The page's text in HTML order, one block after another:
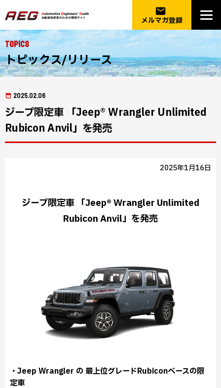
email
メルマガ登録
Topics
トピックス/リリース
2025.02.06
ジープ限定車 「Jeep® Wrangler Unlimited
Rubicon Anvil」を発売
2025年1月16日
ジープ限定車 「Jeep® Wrangler Unlimited
Rubicon Anvil」を発売
・Jeep Wrangler の 最上位グレードRubiconベースの限
定車